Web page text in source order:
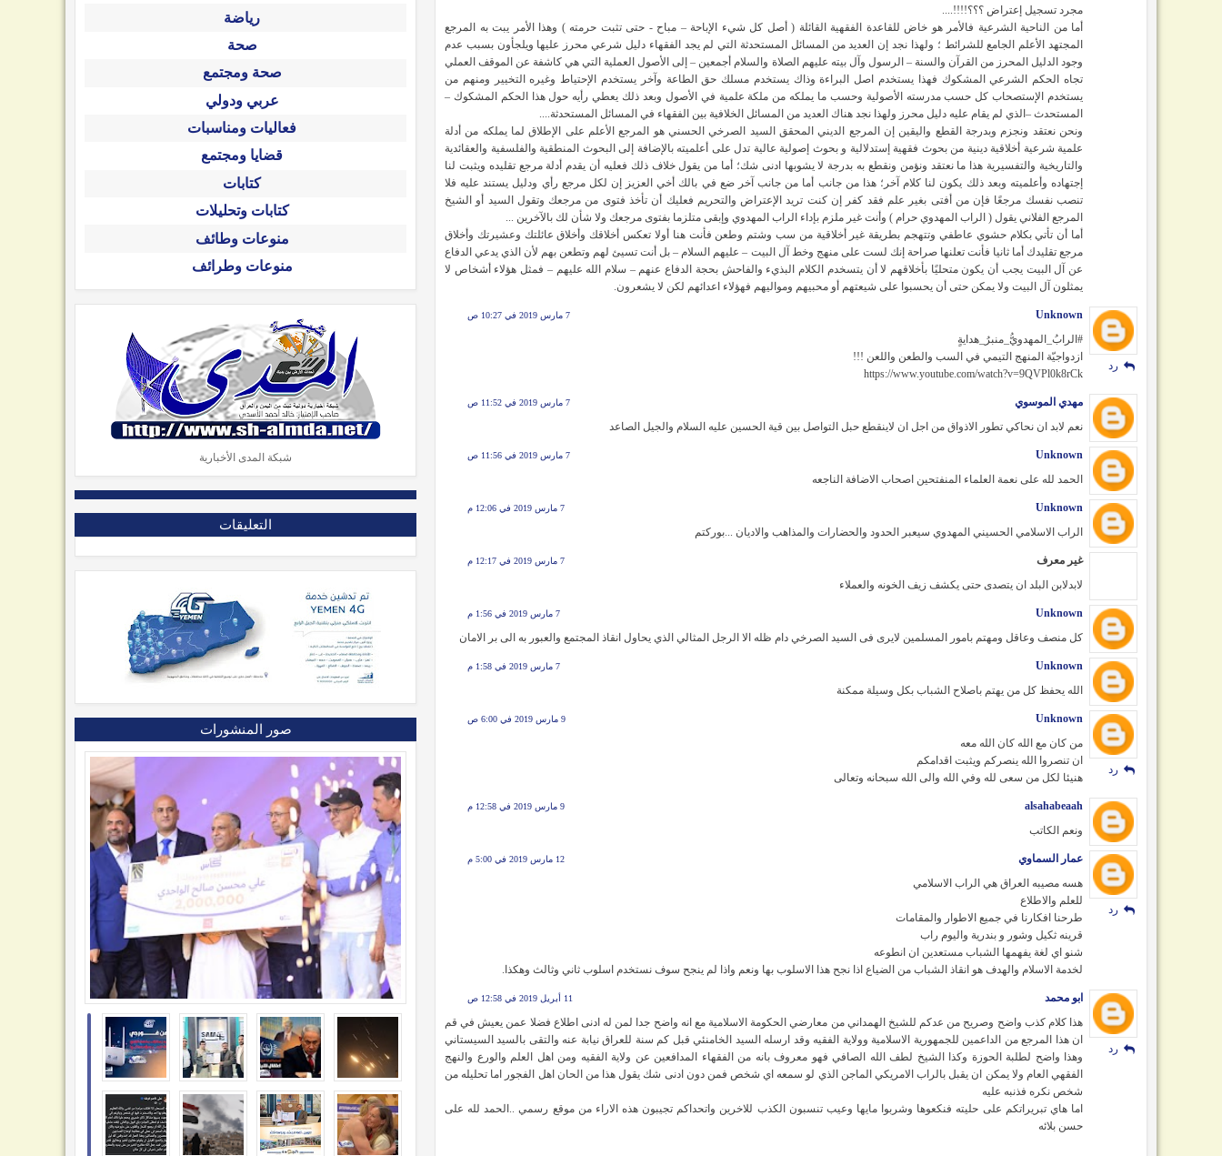
مجرد تسجيل إعتراض ؟؟؟!!!!....
أما من الناحية الشرعية فالأمر هو خاض للقاعدة الفقهية القائلة ( أصل كل شيء الإباحة – مباح - حتى تثبت حرمته ) وهذا الأمر يبت به المرجع
المجتهد الأعلم الجامع للشرائط ؛ ولهذا نجد إن العديد من المسائل المستحدثة التي لم يجد الفقهاء دليل شرعي محرز عليها ويلجأون بسبب عدم
وجود الدليل المحرز من القرآن والسنة – الرسول وآل بيته عليهم الصلاة والسلام أجمعين – إلى الأصول العملية التي هي كاشفة عن الموقف العملي
تجاه الحكم الشرعي المشكوك فهذا يستخدم اصل البراءة وذاك يستخدم مسلك حق الطاعة وآخر يستخدم الإحتياط وغيره التخيير ومنهم من
يستخدم الإستصحاب كل حسب مدرسته الأصولية وحسب ما يملكه من ملكة علمية في الأصول وبعد ذلك يعطي رأيه حول هذا الحكم المشكوك –
المستحدث –الذي لم يقام عليه دليل محرز ولهذا نجد هناك العديد من المسائل الخلافية بين الفقهاء في المسائل المستحدثة....
ونحن نعتقد ونجزم وبدرجة القطع واليقين إن المرجع الديني المحقق السيد الصرخي الحسني هو المرجع الأعلم على الإطلاق لما يملكه من أدلة
علمية شرعية أخلاقية دينية من بحوث فقهية إستدلالية و بحوث إصولية عالية تدل على أعلميته بالإضافة إلى البحوث المنطقية والفلسفية والعقائدية
والتاريخية والتفسيرية هذا ما نعتقد ونؤمن ونقطع به بدرجة لا يشوبها ادنى شك؛ أما من يقول خلاف ذلك فعليه أن يقدم أدلة مرجع تقليده ويثبت لنا
إجتهاده وأعلميته وبعد ذلك يكون لنا كلام آخر؛ هذا من جانب أما من جانب آخر ضع في بالك أخي العزيز إن لكل مرجع رأي ودليل يستند عليه فلا
تنصب نفسك مرجعًا فإن من أفتى بغير علم فقد كفر إن كنت تريد الإعتراض والتحريم فعليك أن تأخذ فتوى من مرجعك وتقول السيد أو الشيخ
المرجع الفلاني يقول ( الراب المهدوي حرام ) وأنت غير ملزم بإداء الراب المهدوي وإبقى متلزما بفتوى مرجعك ولا شأن لك بالآخرين ...
أما أن تأتي بكلام حشوي عاطفي وتتهجم بطريقة غير أخلاقية من سب وشتم وطعن فأنت هنا أولا تعكس أخلاقك وأخلاق عائلتك وعشيرتك وأخلاق
مرجع تقليدك أما ثانيا فأنت تعلنها صراحة إنك لست على منهج وخط آل البيت – عليهم السلام – بل أنت تسيئ لهم وتطعن بهم لأن الذي يدعي الدفاع
عن آل البيت يجب أن يكون متحليًا بأخلاقهم لا أن يتسخدم الكلام البذيء والفاحش بحجة الدفاع عنهم – سلام الله عليهم – فمثل هؤلاء أشخاص لا
يمثلون آل البيت ولا يمكن حتى أن يحسبوا على شيعتهم أو محبيهم ومواليهم فهؤلاء اعدائهم لكن لا يشعرون.
Unknown 7 مارس 2019 في 10:27 ص
#الرابُ_المهدويُّ_منبرُ_هدايةٍ
ازدواجيّة المنهج التيمي في السب والطعن واللعن !!!
https://www.youtube.com/watch?v=9QVPl0k8rCk
رد
مهدي الموسوي 7 مارس 2019 في 11:52 ص
نعم لابد ان نحاكي تطور الاذواق من اجل ان لاينقطع حبل التواصل بين قية الحسين عليه السلام والجيل الصاعد
رد Unknown 7 مارس 2019 في 11:56 ص
الحمد لله على نعمة العلماء المنفتحين اصحاب الاضافة الناجعه
رد Unknown 7 مارس 2019 في 12:06 م
الراب الاسلامي الحسيني المهدوي سيعبر الحدود والحضارات والمذاهب والاديان ...بوركتم
غير معرف 7 مارس 2019 في 12:17 م
لابدلابن البلد ان يتصدى حتى يكشف زيف الخونه والعملاء
رد Unknown 7 مارس 2019 في 1:56 م
کل منصف وعاقل ومهتم بامور المسلمین لایری فی السید الصرخي دام ظله الا الرجل المثالي الذي یحاول انقاذ المجتمع والعبور به الی بر الامان
رد Unknown 7 مارس 2019 في 1:58 م
الله يحفظ كل من يهتم باصلاح الشباب بكل وسيلة ممكنة
رد Unknown 9 مارس 2019 في 6:00 ص
من كان مع الله كان الله معه
ان تنصروا الله ينصركم ويثبت اقدامكم
هنيئا لكل من سعى لله وفي الله والى الله سبحانه وتعالى
رد
alsahabeaah 9 مارس 2019 في 12:58 م
ونعم الكاتب
رد عمار السماوي 12 مارس 2019 في 5:00 م
هسه مصيبه العراق هي الراب الاسلامي
للعلم والاطلاع
طرحنا افكارنا في جميع الاطوار والمقامات
قرينه ثكيل وشور و بندرية واليوم راب
شنو اي لغة يفهمها الشباب مستعدين ان انطوعه
لخدمة الاسلام والهدف هو انقاذ الشباب من الضياع اذا نجح هذا الاسلوب بها ونعم واذا لم ينجح سوف نستخدم اسلوب ثاني وثالث وهكذا.
رد
ابو محمد 11 أبريل 2019 في 12:58 ص
هذا كلام كذب واضح وصريح من عدكم للشيخ الهمداني من معارضي الحكومة الاسلامية مع انه واضح جدا لمن له ادنى اطلاع فضلا عمن يعيش في قم
ان هذا المرجع من الداعمين للجمهورية الاسلامية وولاية الفقيه وقد ارسله السيد الخامنئي قبل كم سنة للعراق نيابة عنه والتقى بالسيد السيستاني
وهذا واضح لطلبة الحوزة وكذا الشيخ لطف الله الصافي فهو معروف بانه من الفقهاء المدافعين عن ولاية الفقيه ومن اهل العلم والورع والنهج
الفقهي العام ولا يمكن ان يقبل بالراب الامريكي الماجن الذي لو سمعه اي شخص فمن دون ادنى شك يقول هذا من الحان اهل الفجور اما تحليله من
شخص نكره فذنبه عليه
اما هاي تبريراتكم على حليته فنكعوها وشربوا مايها وعيب تنسبون الكذب للاخرين واتحداكم تجيبون هذه الاراء من موقع رسمي ..الحمد لله على
حسن بلائه
رد
رياضة
صحة
صحة ومجتمع
عربي ودولي
فعاليات ومناسبات
قضايا ومجتمع
كتابات
كتابات وتحليلات
منوعات وطائف
منوعات وطرائف
شبكة المدى الأخبارية
التعليقات
صور المنشورات